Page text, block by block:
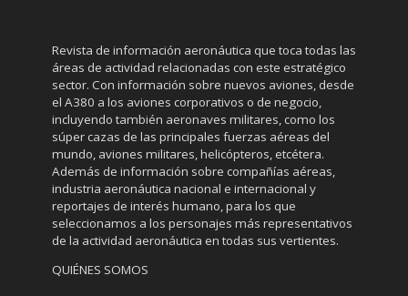
Revista de información aeronáutica que toca todas las
áreas de actividad relacionadas con este estratégico
sector. Con información sobre nuevos aviones, desde
el A380 a los aviones corporativos o de negocio,
incluyendo también aeronaves militares, como los
súper cazas de las principales fuerzas aéreas del
mundo, aviones militares, helicópteros, etcétera.
Además de información sobre compañías aéreas,
industria aeronáutica nacional e internacional y
reportajes de interés humano, para los que
seleccionamos a los personajes más representativos
de la actividad aeronáutica en todas sus vertientes.
QUIÉNES SOMOS